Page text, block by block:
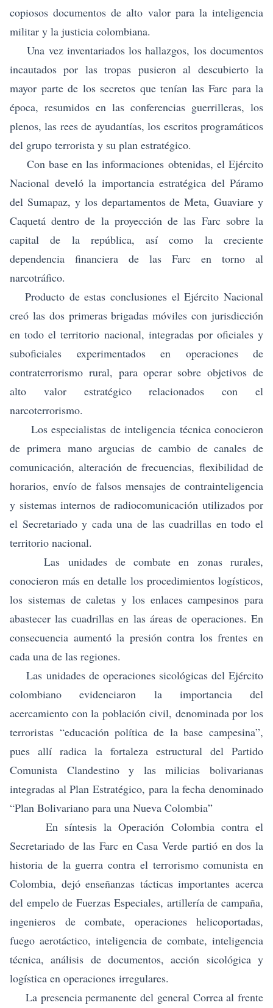
copiosos documentos de alto valor para la inteligencia
militar y la justicia colombiana.
Una vez inventariados los hallazgos, los documentos
incautados por las tropas pusieron al descubierto la
mayor parte de los secretos que tenían las Farc para la
época, resumidos en las conferencias guerrilleras, los
plenos, las rees de ayudantías, los escritos programáticos
del grupo terrorista y su plan estratégico.
Con base en las informaciones obtenidas, el Ejército
Nacional develó la importancia estratégica del Páramo
del Sumapaz, y los departamentos de Meta, Guaviare y
Caquetá dentro de la proyección de las Farc sobre la
capital de la república, así como la creciente
dependencia financiera de las Farc en torno al
narcotráfico.
Producto de estas conclusiones el Ejército Nacional
creó las dos primeras brigadas móviles con jurisdicción
en todo el territorio nacional, integradas por oficiales y
suboficiales experimentados en operaciones de
contraterrorismo rural, para operar sobre objetivos de
alto valor estratégico relacionados con el
narcoterrorismo.
Los especialistas de inteligencia técnica conocieron
de primera mano argucias de cambio de canales de
comunicación, alteración de frecuencias, flexibilidad de
horarios, envío de falsos mensajes de contrainteligencia
y sistemas internos de radiocomunicación utilizados por
el Secretariado y cada una de las cuadrillas en todo el
territorio nacional.
Las unidades de combate en zonas rurales,
conocieron más en detalle los procedimientos logísticos,
los sistemas de caletas y los enlaces campesinos para
abastecer las cuadrillas en las áreas de operaciones. En
consecuencia aumentó la presión contra los frentes en
cada una de las regiones.
Las unidades de operaciones sicológicas del Ejército
colombiano evidenciaron la importancia del
acercamiento con la población civil, denominada por los
terroristas “educación política de la base campesina”,
pues allí radica la fortaleza estructural del Partido
Comunista Clandestino y las milicias bolivarianas
integradas al Plan Estratégico, para la fecha denominado
“Plan Bolivariano para una Nueva Colombia”
En síntesis la Operación Colombia contra el
Secretariado de las Farc en Casa Verde partió en dos la
historia de la guerra contra el terrorismo comunista en
Colombia, dejó enseñanzas tácticas importantes acerca
del empelo de Fuerzas Especiales, artillería de campaña,
ingenieros de combate, operaciones helicoportadas,
fuego aerotáctico, inteligencia de combate, inteligencia
técnica, análisis de documentos, acción sicológica y
logística en operaciones irregulares.
La presencia permanente del general Correa al frente